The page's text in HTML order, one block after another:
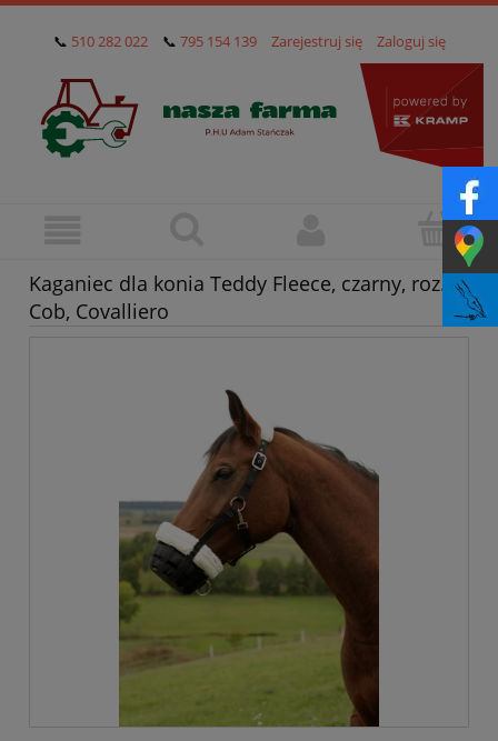
📞 510 282 022 📞 795 154 139 Zarejestruj się Zaloguj się
Kaganiec dla konia Teddy Fleece, czarny, roz.
Cob, Covalliero